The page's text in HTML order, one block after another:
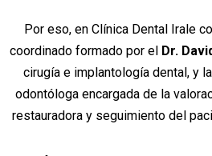
Por eso, en Clínica Dental Irale
coordinado formado por el Dr.
cirugía e implantología dental, y la
odontóloga encargada de la
restauradora y seguimiento del